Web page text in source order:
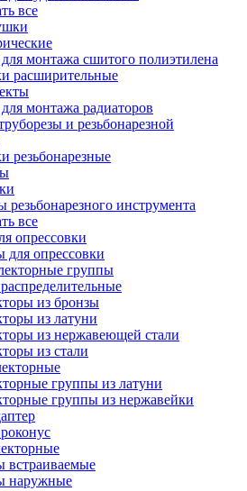
все
монтажа сшитого полиэтилена
расширительные
монтажа радиаторов
и резьбонарезной
резьбонарезные
резьбонарезного инструмента
все
опрессовки
для опрессовки
группы
из бронзы
из латуни
из нержавеющей стали
из стали
группы из латуни
группы из нержавейки
наружные